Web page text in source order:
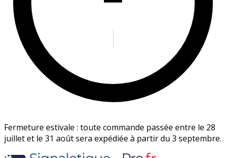
Fermeture estivale : toute commande passée entre le 28
juillet et le 31 août sera expédiée à partir du 3 septembre.